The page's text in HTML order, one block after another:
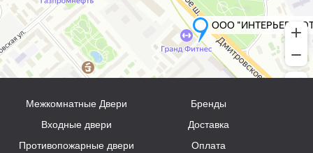
Межкомнатные Двери
Входные двери
Противопожарные двери
Бренды
Доставка
Оплата